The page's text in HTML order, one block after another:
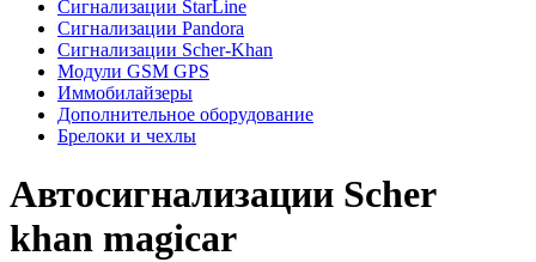
Сигнализации StarLine
Сигнализации Pandora
Сигнализации Scher-Khan
Модули GSM GPS
Иммобилайзеры
Дополнительное оборудование
Брелоки и чехлы
Автосигнализации Scher
khan magicar